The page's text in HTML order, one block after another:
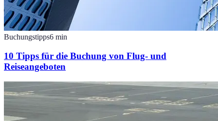
Buchungstipps6 min
10 Tipps für die Buchung von Flug- und
Reiseangeboten